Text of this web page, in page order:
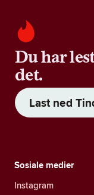
Du har
det.
Last ned
Sosiale medier
Instagram